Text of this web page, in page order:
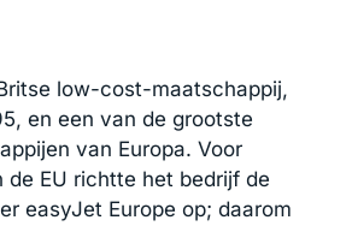
low-cost-maatschappij,
en een van de grootste
van Europa. Voor
de EU richtte het bedrijf de
easyJet Europe op; daarom